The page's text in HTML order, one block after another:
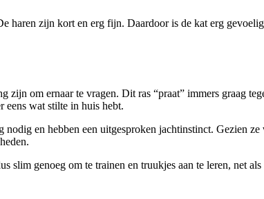
haren zijn kort en erg fijn. Daardoor is de kat erg
zijn om ernaar te vragen. Dit ras “praat” immers graag
eens wat stilte in huis hebt.
en hebben een uitgesproken jachtinstinct. Gezien
genoeg om te trainen en truukjes aan te leren, net als